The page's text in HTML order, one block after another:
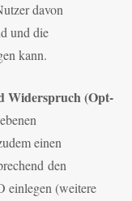
davon
und die
kann.
Widerspruch (Opt-
einen
den
einlegen (weitere